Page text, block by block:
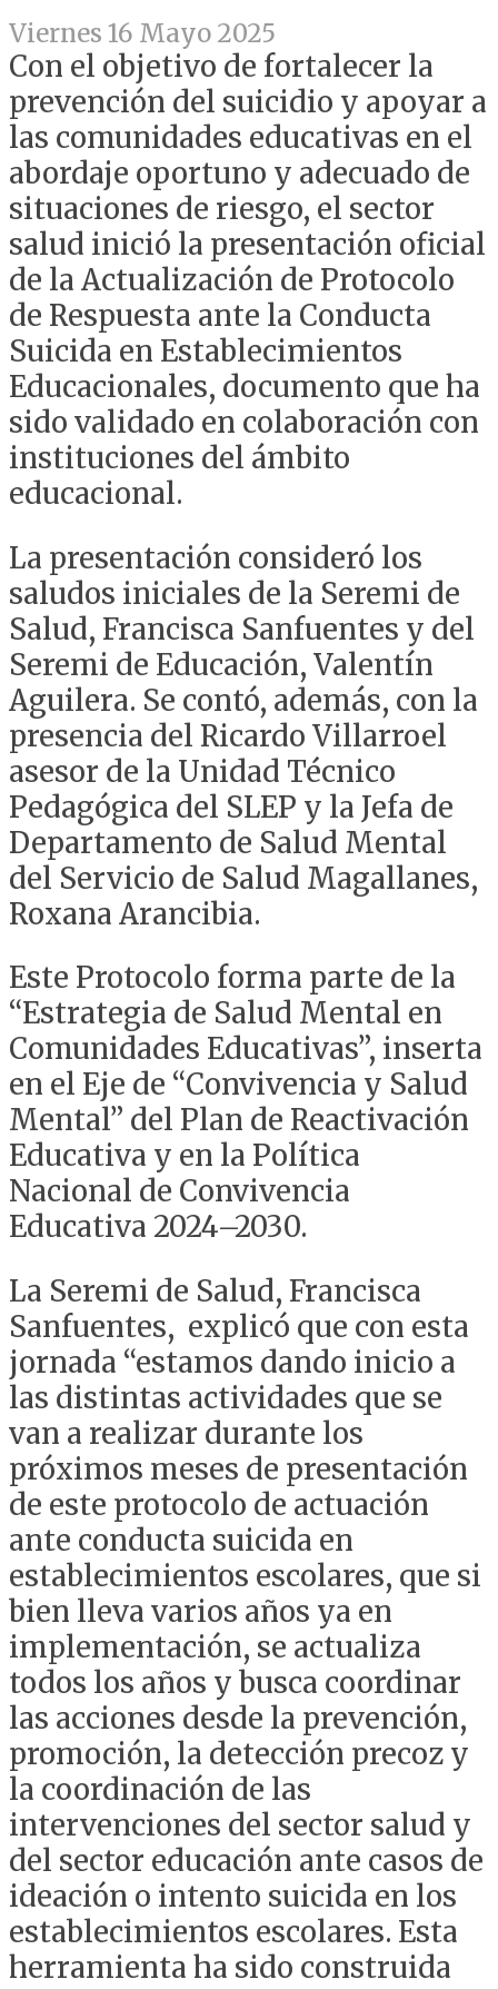
Viernes 16 Mayo 2025
Con el objetivo de fortalecer la
prevención del suicidio y apoyar a
las comunidades educativas en el
abordaje oportuno y adecuado de
situaciones de riesgo, el sector
salud inició la presentación oficial
de la Actualización de Protocolo
de Respuesta ante la Conducta
Suicida en Establecimientos
Educacionales, documento que ha
sido validado en colaboración con
instituciones del ámbito
educacional.
La presentación consideró los
saludos iniciales de la Seremi de
Salud, Francisca Sanfuentes y del
Seremi de Educación, Valentín
Aguilera. Se contó, además, con la
presencia del Ricardo Villarroel
asesor de la Unidad Técnico
Pedagógica del SLEP y la Jefa de
Departamento de Salud Mental
del Servicio de Salud Magallanes,
Roxana Arancibia.
Este Protocolo forma parte de la
“Estrategia de Salud Mental en
Comunidades Educativas”, inserta
en el Eje de “Convivencia y Salud
Mental” del Plan de Reactivación
Educativa y en la Política
Nacional de Convivencia
Educativa 2024–2030.
La Seremi de Salud, Francisca
Sanfuentes, explicó que con esta
jornada “estamos dando inicio a
las distintas actividades que se
van a realizar durante los
próximos meses de presentación
de este protocolo de actuación
ante conducta suicida en
establecimientos escolares, que si
bien lleva varios años ya en
implementación, se actualiza
todos los años y busca coordinar
las acciones desde la prevención,
promoción, la detección precoz y
la coordinación de las
intervenciones del sector salud y
del sector educación ante casos de
ideación o intento suicida en los
establecimientos escolares. Esta
herramienta ha sido construida